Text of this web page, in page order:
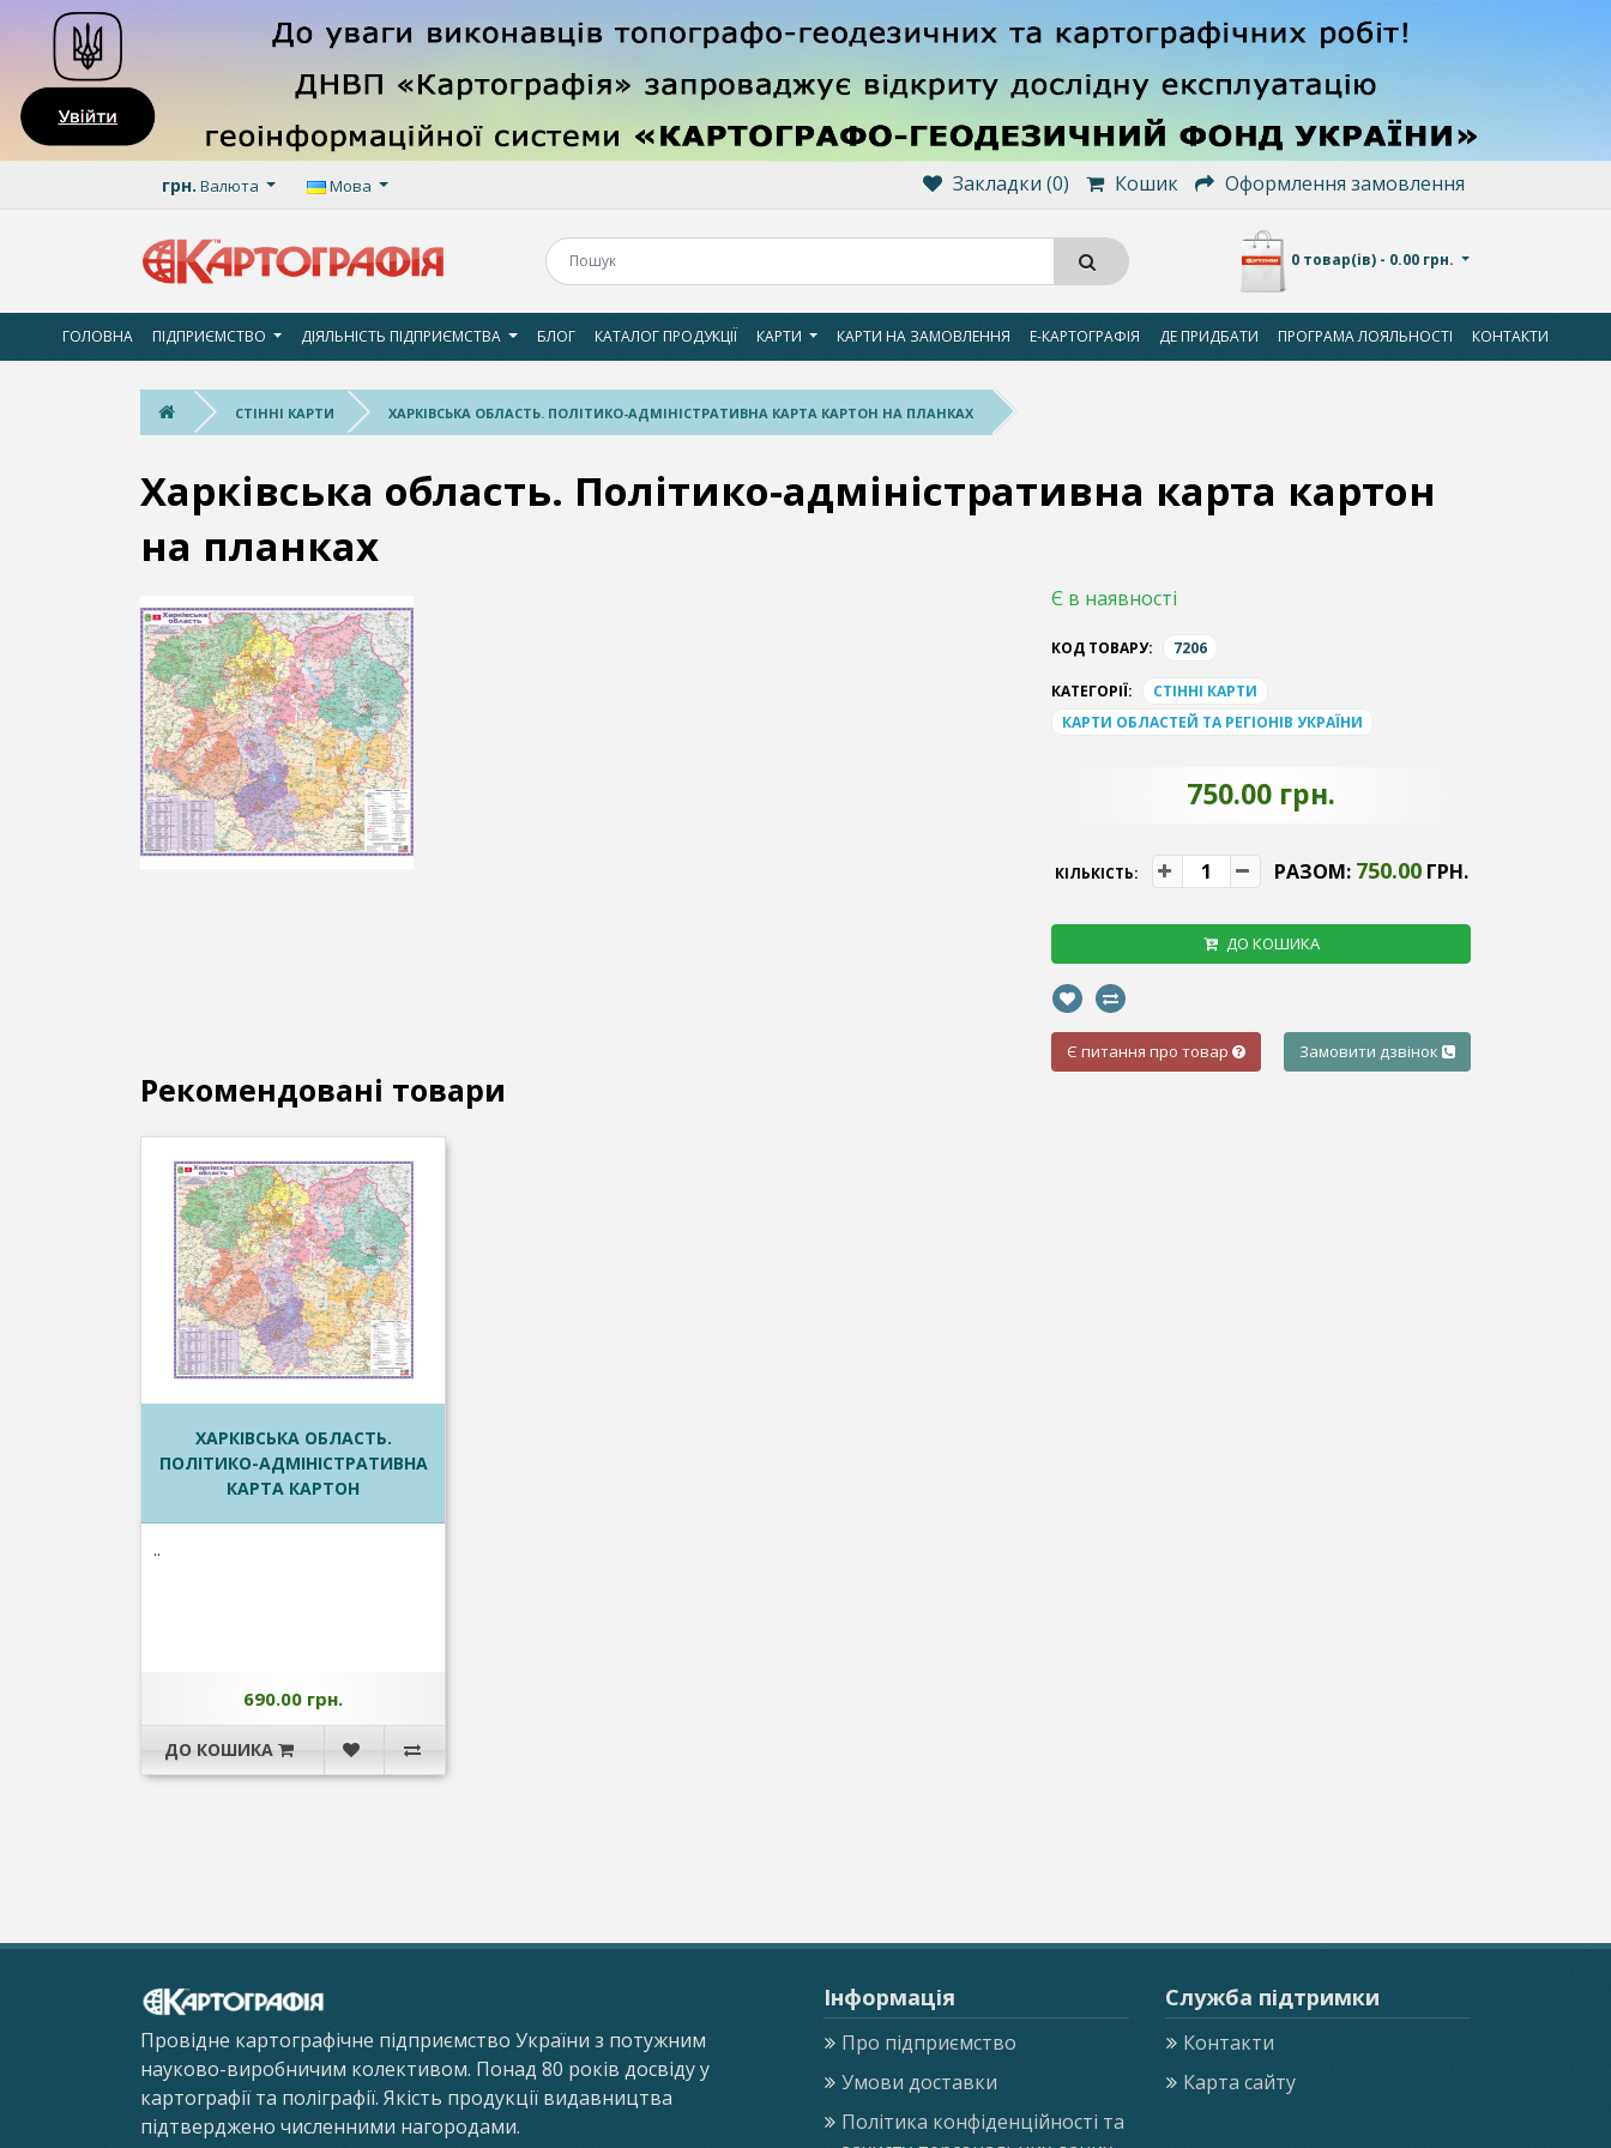
грн. Валюта Мова Закладки (0) Кошик Оформлення замовлення
0 товар(ів) - 0.00 грн.
ГОЛОВНА ПІДПРИЄМСТВО ДІЯЛЬНІСТЬ ПІДПРИЄМСТВА БЛОГ КАТАЛОГ ПРОДУКЦІЇ КАРТИ КАРТИ НА ЗАМОВЛЕННЯ Е-КАРТОГРАФІЯ ДЕ ПРИДБАТИ ПРОГРАМА ЛОЯЛЬНОСТІ КОНТАКТИ
СТІННІ КАРТИ ХАРКІВСЬКА ОБЛАСТЬ. ПОЛІТИКО-АДМІНІСТРАТИВНА КАРТА КАРТОН НА ПЛАНКАХ
Харківська область. Політико-адміністративна карта картон
на планках
Є в наявності
КОД ТОВАРУ: 7206
КАТЕГОРІЇ:
СТІННІ КАРТИ
КАРТИ ОБЛАСТЕЙ ТА РЕГІОНІВ УКРАЇНИ
750.00 грн.
КІЛЬКІСТЬ: РАЗОМ: 750.00ГРН.
ДО КОШИКА
Є питання про товар Замовити дзвінок
Рекомендовані товари
ХАРКІВСЬКА ОБЛАСТЬ.
ПОЛІТИКО-АДМІНІСТРАТИВНА
КАРТА КАРТОН
..
690.00 грн.
ДО КОШИКА
Провідне картографічне підприємство України з потужним
науково-виробничим колективом. Понад 80 років досвіду у
картографії та поліграфії. Якість продукції видавництва
підтверджено численними нагородами.
Інформація
Про підприємство
Умови доставки
Політика конфіденційності та
Служба підтримки
Контакти
Карта сайту